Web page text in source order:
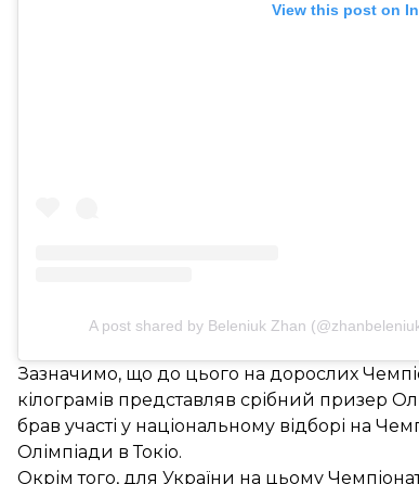
View this post on
A post shared by Beleniuk Zhan
Зазначимо, що до цього на дорослих
кілограмів представляв срібний призер
брав участі у національному відборі на
Олімпіади в Токіо.
Окрім того, для України на цьому